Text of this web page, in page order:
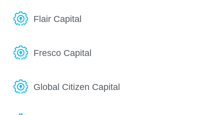
Flair Capital
Fresco Capital
Global Citizen Capital